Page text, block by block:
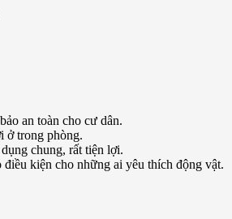
an toàn cho cư dân.
ở trong phòng.
chung, rất tiện lợi.
kiện cho những ai yêu thích động vật.